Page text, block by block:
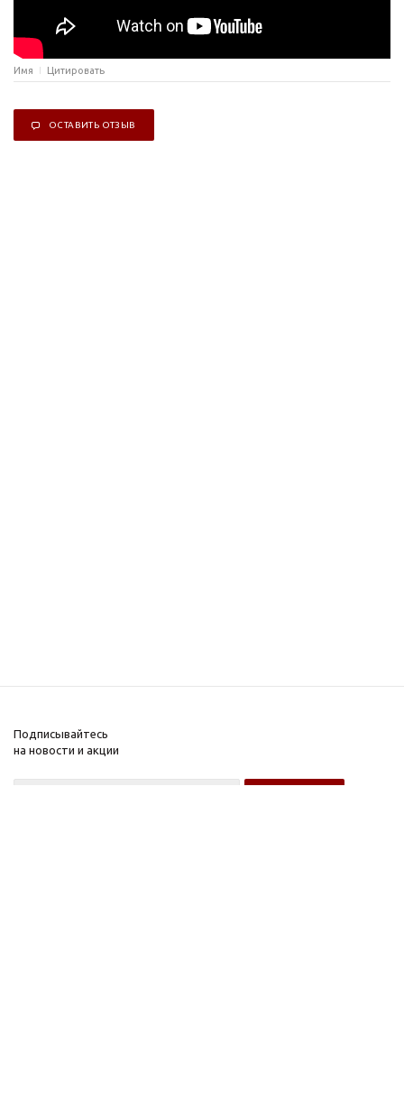
Имя Цитировать
ОСТАВИТЬ ОТЗЫВ
Подписывайтесь
на новости и акции